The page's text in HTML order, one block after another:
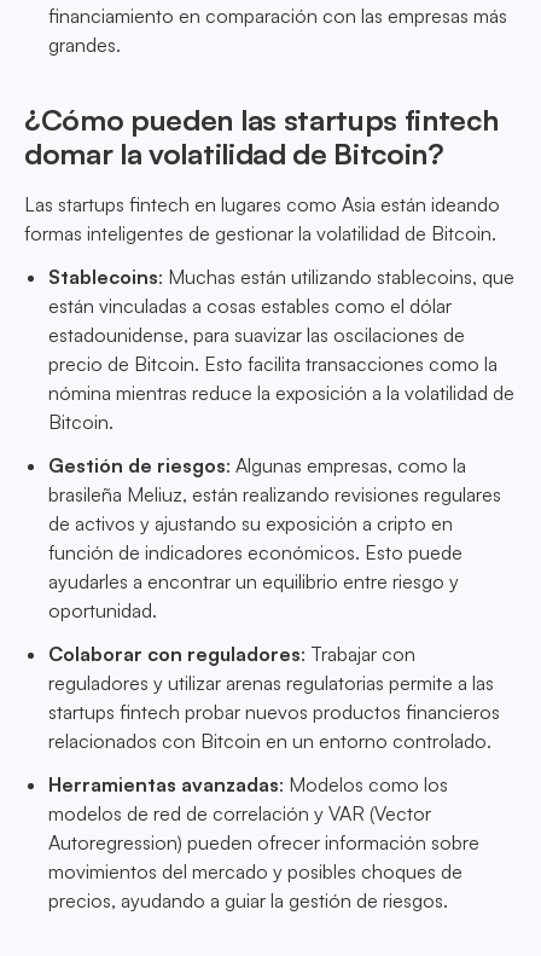
financiamiento en comparación con las empresas más
grandes.
¿Cómo pueden las startups fintech
domar la volatilidad de Bitcoin?
Las startups fintech en lugares como Asia están ideando
formas inteligentes de gestionar la volatilidad de Bitcoin.
Stablecoins: Muchas están utilizando stablecoins, que
están vinculadas a cosas estables como el dólar
estadounidense, para suavizar las oscilaciones de
precio de Bitcoin. Esto facilita transacciones como la
nómina mientras reduce la exposición a la volatilidad de
Bitcoin.
Gestión de riesgos: Algunas empresas, como la
brasileña Meliuz, están realizando revisiones regulares
de activos y ajustando su exposición a cripto en
función de indicadores económicos. Esto puede
ayudarles a encontrar un equilibrio entre riesgo y
oportunidad.
Colaborar con reguladores: Trabajar con
reguladores y utilizar arenas regulatorias permite a las
startups fintech probar nuevos productos financieros
relacionados con Bitcoin en un entorno controlado.
Herramientas avanzadas: Modelos como los
modelos de red de correlación y VAR (Vector
Autoregression) pueden ofrecer información sobre
movimientos del mercado y posibles choques de
precios, ayudando a guiar la gestión de riesgos.